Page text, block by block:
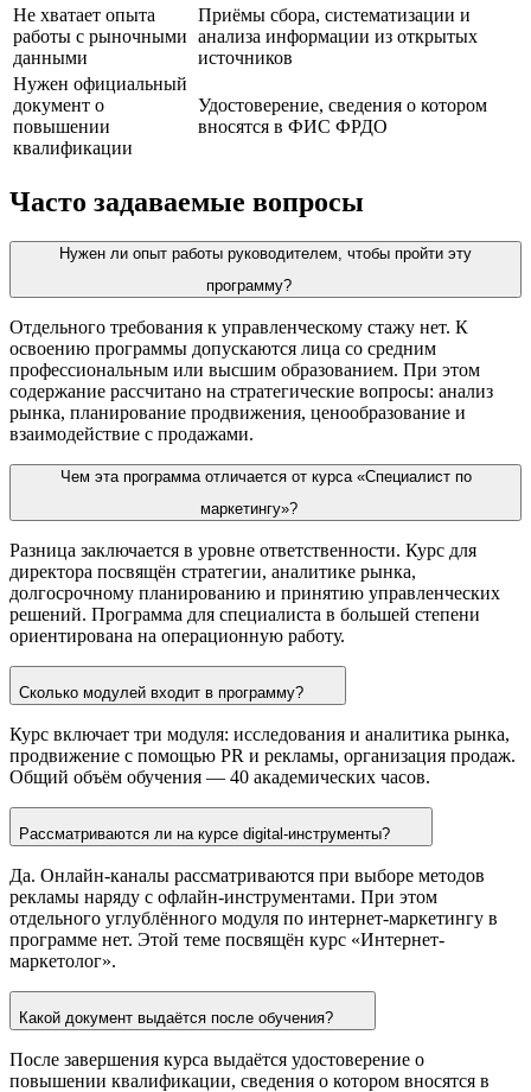
Не хватает опыта
работы с рыночными
данными
Приёмы сбора, систематизации и
анализа информации из открытых
источников
Нужен официальный
документ о
повышении
квалификации
Удостоверение, сведения о котором
вносятся в ФИС ФРДО
Часто задаваемые вопросы
Нужен ли опыт работы руководителем, чтобы пройти эту
программу?
Отдельного требования к управленческому стажу нет. К
освоению программы допускаются лица со средним
профессиональным или высшим образованием. При этом
содержание рассчитано на стратегические вопросы: анализ
рынка, планирование продвижения, ценообразование и
взаимодействие с продажами.
Чем эта программа отличается от курса «Специалист по
маркетингу»?
Разница заключается в уровне ответственности. Курс для
директора посвящён стратегии, аналитике рынка,
долгосрочному планированию и принятию управленческих
решений. Программа для специалиста в большей степени
ориентирована на операционную работу.
Сколько модулей входит в программу?
Курс включает три модуля: исследования и аналитика рынка,
продвижение с помощью PR и рекламы, организация продаж.
Общий объём обучения — 40 академических часов.
Рассматриваются ли на курсе digital-инструменты?
Да. Онлайн-каналы рассматриваются при выборе методов
рекламы наряду с офлайн-инструментами. При этом
отдельного углублённого модуля по интернет-маркетингу в
программе нет. Этой теме посвящён курс «Интернет-
маркетолог».
Какой документ выдаётся после обучения?
После завершения курса выдаётся удостоверение о
повышении квалификации, сведения о котором вносятся в